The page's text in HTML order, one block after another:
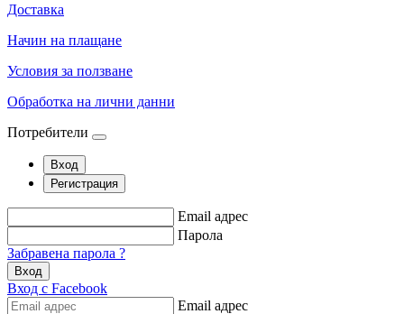
Доставка
Начин на плащане
Условия за ползване
Обработка на лични данни
Потребители
Вход
Регистрация
Email адрес
Парола
Забравена парола ?
Вход
Вход с Facebook
Email адрес